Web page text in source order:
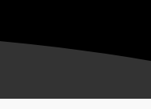
2300 ₽